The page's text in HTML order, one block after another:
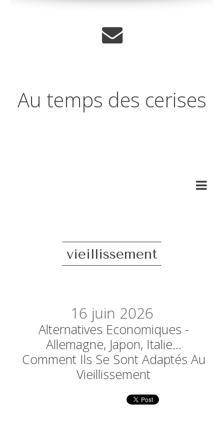
Au temps des cerises
vieillissement
16 juin 2026
Alternatives Economiques -
Allemagne, Japon, Italie…
Comment Ils Se Sont Adaptés Au
Vieillissement